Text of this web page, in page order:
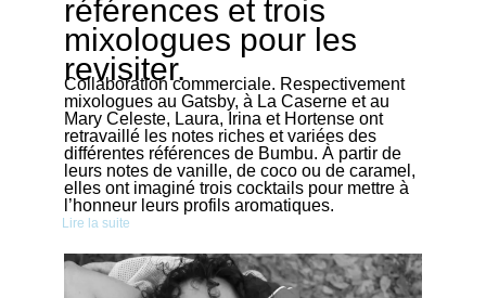
références et trois
mixologues pour les
revisiter.
Collaboration commerciale. Respectivement
mixologues au Gatsby, à La Caserne et au
Mary Celeste, Laura, Irina et Hortense ont
retravaillé les notes riches et variées des
différentes références de Bumbu. À partir de
leurs notes de vanille, de coco ou de caramel,
elles ont imaginé trois cocktails pour mettre à
l’honneur leurs profils aromatiques.
Lire la suite